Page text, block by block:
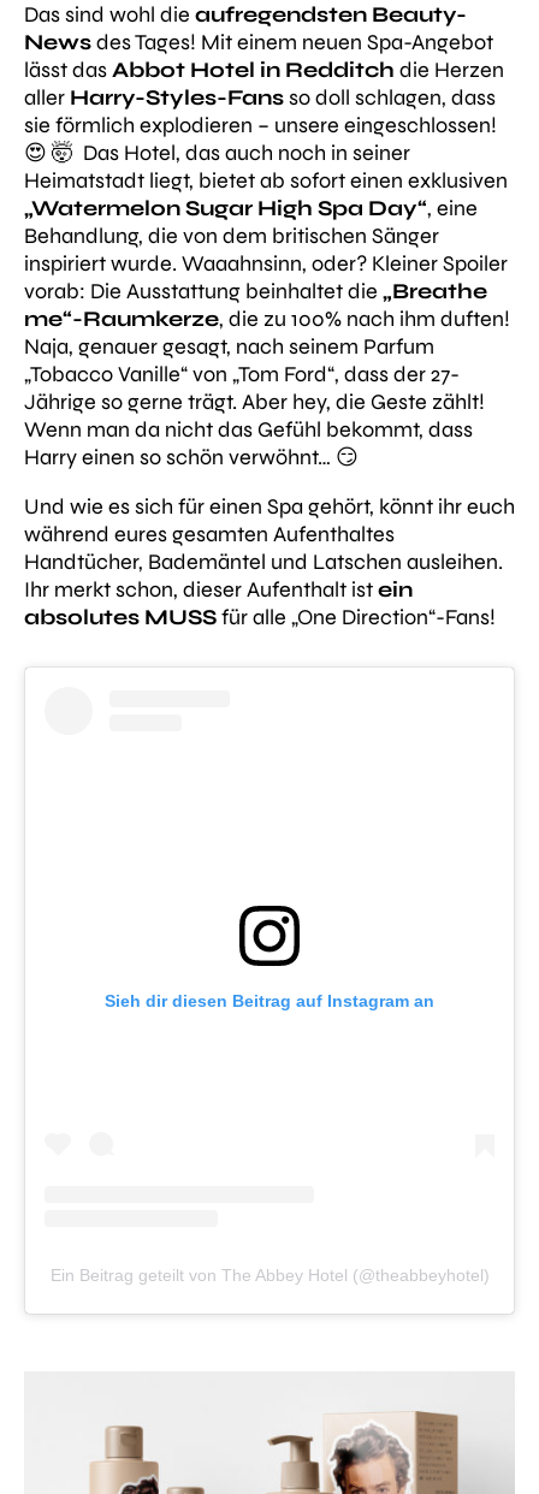
Das sind wohl die aufregendsten Beauty-
Newsdes Tages! Mit einem neuen Spa-Angebot
lässt dasAbbot Hotel in Redditch die Herzen
aller Harry-Styles-Fansso doll schlagen, dass
sie förmlich explodieren – unsere eingeschlossen!
😍 🤯 Das Hotel, das auch noch in seiner
Heimatstadt liegt, bietet ab sofort einen exklusiven
„Watermelon Sugar High Spa Day“, eine
Behandlung, die von dem britischen Sänger
inspiriert wurde. Waaahnsinn, oder? Kleiner Spoiler
vorab: Die Ausstattung beinhaltet die „Breathe
me“-Raumkerze, die zu 100% nach ihm duften!
Naja, genauer gesagt, nach seinem Parfum
„Tobacco Vanille“ von „Tom Ford“, dass der 27-
Jährige so gerne trägt. Aber hey, die Geste zählt!
Wenn man da nicht das Gefühl bekommt, dass
Harry einen so schön verwöhnt… 😏
Und wie es sich für einen Spa gehört, könnt ihr euch
während eures gesamten Aufenthaltes
Handtücher, Bademäntel und Latschen ausleihen.
Ihr merkt schon, dieser Aufenthalt istein
absolutes MUSSfür alle „One Direction“-Fans!
Sieh dir diesen Beitrag auf Instagram an
Ein Beitrag geteilt von The Abbey Hotel (@theabbeyhotel)